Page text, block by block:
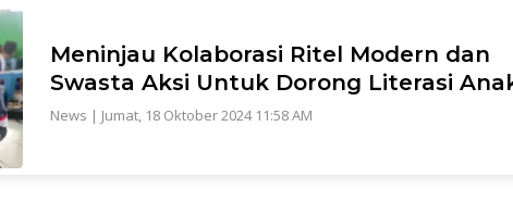
Meninjau Kolaborasi Ritel Modern dan
Swasta Aksi Untuk Dorong Literasi
News | Jumat, 18 Oktober 2024 11:58 AM